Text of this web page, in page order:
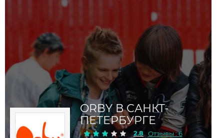
ORBY В САНКТ-
ПЕТЕРБУРГЕ
2.8 Отзывы : 6